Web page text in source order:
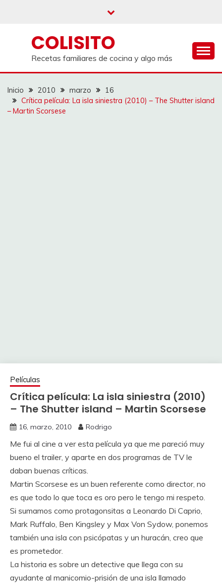
COLISITO
Recetas familiares de cocina y algo más
Inicio 2010 marzo
16
Crítica película: La isla siniestra (2010) – The Shutter island
– Martin Scorsese
Películas
Crítica película: La isla siniestra (2010)
– The Shutter island – Martin Scorsese
16, marzo, 2010 Rodrigo
Me fui al cine a ver esta película ya que me pareció muy
bueno el trailer, y aparte en dos programas de TV le
daban buenas críticas.
Martin Scorsese es un buen referente como director, no
es que todo lo que toca es oro pero le tengo mi respeto.
Si sumamos como protagonsitas a Leonardo Di Caprio,
Mark Ruffalo, Ben Kingsley y Max Von Sydow, ponemos
también una isla con psicópatas y un huracán, creo que
es prometedor.
La historia es sobre un detective que llega con su
ayudante al manicomio-prisión de una isla llamado